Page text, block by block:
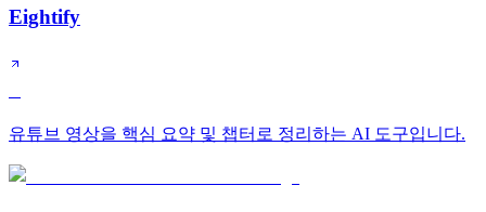
Eightify
유튜브 영상을 핵심 요약 및 챕터로 정리하는 AI 도구입니다.